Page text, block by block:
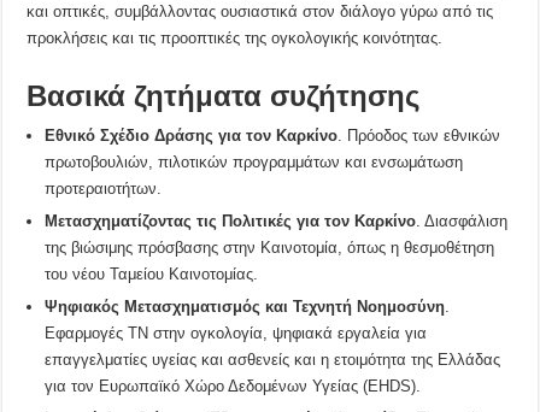
και οπτικές, συμβάλλοντας ουσιαστικά στον διάλογο γύρω από τις
προκλήσεις και τις προοπτικές της ογκολογικής κοινότητας.
Βασικά ζητήματα συζήτησης
Εθνικό Σχέδιο Δράσης για τον Καρκίνο . Πρόοδος των εθνικών
πρωτοβουλιών, πιλοτικών προγραμμάτων και ενσωμάτωση
προτεραιοτήτων.
Μετασχηματίζοντας τις Πολιτικές για τον Καρκίνο . Διασφάλιση
της βιώσιμης πρόσβασης στην Καινοτομία, όπως η θεσμοθέτηση
του νέου Ταμείου Καινοτομίας.
Ψηφιακός Μετασχηματισμός και Τεχνητή Νοημοσύνη
Εφαρμογές ΤΝ στην ογκολογία, ψηφιακά εργαλεία για
επαγγελματίες υγείας και ασθενείς και η ετοιμότητα της Ελλάδας
για τον Ευρωπαϊκό Χώρο Δεδομένων Υγείας (EHDS).